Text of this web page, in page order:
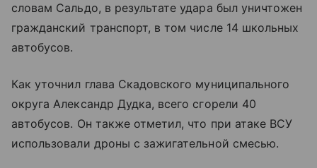
словам Сальдо, в результате удара был уничтожен
гражданский транспорт, в том числе 14 школьных
автобусов.
Как уточнил глава Скадовского муниципального
округа Александр Дудка, всего сгорели 40
автобусов. Он также отметил, что при атаке ВСУ
использовали дроны с зажигательной смесью.